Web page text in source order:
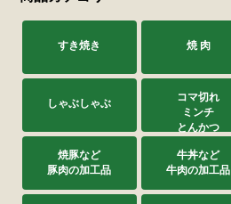
すき焼き 焼 肉
しゃぶしゃぶ
コマ切れ
ミンチ
とんかつ
焼豚など
豚肉の加工品
牛丼など
牛肉の加工品